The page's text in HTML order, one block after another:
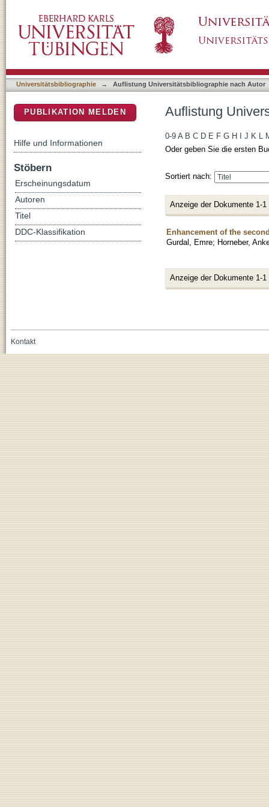
Universitätsbibliographie → Auflistung Universitätsbibliographie nach Autor
Auflistung
0-9 A B C D E F G H J K L
Oder geben Sie die ersten
Sortiert nach:
Anzeige der Dokumente 1-1
Enhancement of the
Gurdal, Emre; Horneber,
Anzeige der Dokumente 1-1
PUBLIKATION MELDEN
Hilfe und Informationen
Stöbern
Erscheinungsdatum
Autoren
Titel
DDC-Klassifikation
Kontakt